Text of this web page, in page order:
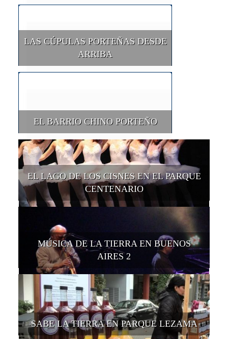
LAS CÚPULAS PORTEÑAS DESDE
ARRIBA
EL BARRIO CHINO PORTEÑO
EL LAGO DE LOS CISNES EN EL PARQUE
CENTENARIO
MÚSICA DE LA TIERRA EN BUENOS
AIRES 2
SABE LA TIERRA EN PARQUE LEZAMA